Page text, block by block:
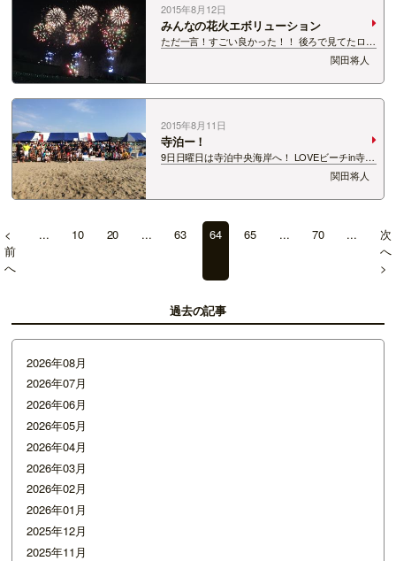
2015年8月12日
みんなの花火エボリューション
ただ一言！すごい良かった！！ 後ろで見てたロシ
関田将人
2015年8月11日
寺泊ー！
9日日曜日は寺泊中央海岸へ！ LOVEビーチin寺
泊！ 僕は主にてらスポカップビーチバレー大会の
MC！ かなり自由にやらせてもらいました（笑）
途中で高校野球の速報をいれたり… 出場している
関田将人
<
前
へ
... 10 20 ... 63 64 65 ... 70 ...
次
へ
>
過去の記事
2026年08月
2026年07月
2026年06月
2026年05月
2026年04月
2026年03月
2026年02月
2026年01月
2025年12月
2025年11月